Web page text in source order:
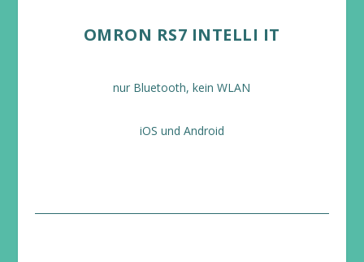
OMRON RS7 INTELLI IT
nur Bluetooth, kein WLAN
iOS und Android